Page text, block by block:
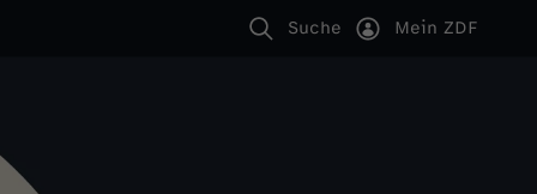
Suche Mein ZDF